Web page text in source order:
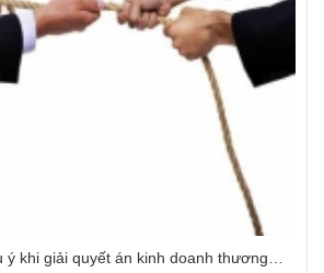
ý khi giải quyết án kinh doanh thương